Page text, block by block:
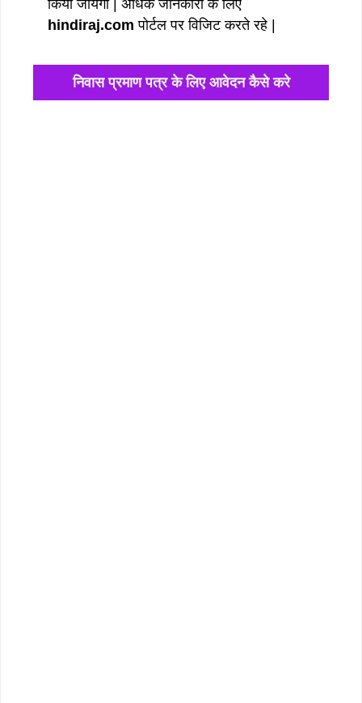
किया जायेगा | अधिक जानकारी के लिए
hindiraj.com पोर्टल पर विजिट करते रहे |
निवास प्रमाण पत्र के लिए आवेदन कैसे करे